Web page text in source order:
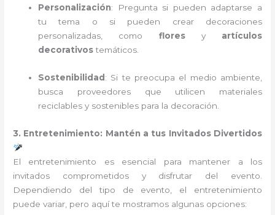
Personalización: Pregunta si pueden adaptarse a
tu tema o si pueden crear decoraciones
personalizadas, como floresy artículos
decorativostemáticos.
Sostenibilidad : Si te preocupa el medio ambiente,
busca proveedores que utilicen materiales
reciclables y sostenibles para la decoración.
3. Entretenimiento: Mantén a tus Invitados Divertidos
El entretenimiento es esencial para mantener a los
invitados comprometidos y disfrutar del evento.
Dependiendo del tipo de evento, el entretenimiento
puede variar, pero aquí te mostramos algunas opciones: